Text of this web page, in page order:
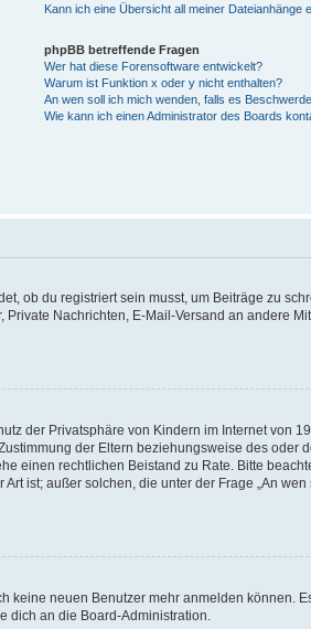
Kann ich eine Übersicht all meiner Dateianhänge
phpBB betreffende Fragen
Wer hat diese Forensoftware entwickelt?
Warum ist Funktion x oder y nicht enthalten?
An wen soll ich mich wenden, falls es
Wie kann ich einen Administrator des Boards
ob du registriert sein musst, um Beiträge zu
Nachrichten, E-Mail-Versand an andere
der Privatsphäre von Kindern im Internet von
der Eltern beziehungsweise des oder
einen rechtlichen Beistand zu Rate. Bitte
ist; außer solchen, die unter der Frage „An
neuen Benutzer mehr anmelden können.
dich an die Board-Administration.